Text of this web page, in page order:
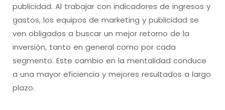
publicidad. Al trabajar con indicadores de ingresos y
gastos, los equipos de marketing y publicidad se
ven obligados a buscar un mejor retorno de la
inversión, tanto en general como por cada
segmento. Este cambio en la mentalidad conduce
a una mayor eficiencia y mejores resultados a largo
plazo.